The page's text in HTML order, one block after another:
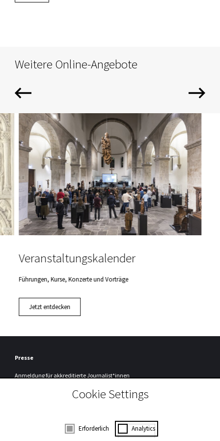
Weitere Online-Angebote
Veranstaltungskalender
Führungen, Kurse, Konzerte und Vorträge
Jetzt entdecken
Presse
Anmeldungfür akkreditierte Journalist*innen
Zur Registrierung
Cookie Settings
Consent Selection | Auswahl der
Erforderlich Analytics